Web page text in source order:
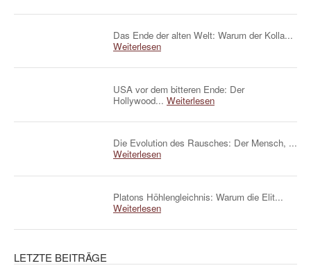
Das Ende der alten Welt: Warum der Kolla...
Weiterlesen
USA vor dem bitteren Ende: Der
Hollywood... Weiterlesen
Die Evolution des Rausches: Der Mensch, ...
Weiterlesen
Platons Höhlengleichnis: Warum die Elit...
Weiterlesen
LETZTE BEITRÄGE